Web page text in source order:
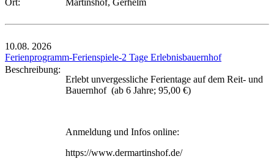
Ort:
Martinshof, Gerhelm
10.08. 2026
Ferienprogramm-Ferienspiele-2 Tage Erlebnisbauernhof
Beschreibung:
Erlebt unvergessliche Ferientage auf dem Reit- und
Bauernhof (ab 6 Jahre; 95,00 €)
Anmeldung und Infos online:
https://www.dermartinshof.de/